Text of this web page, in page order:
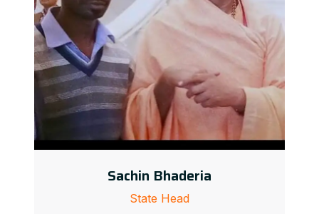
Sachin Bhaderia
State Head